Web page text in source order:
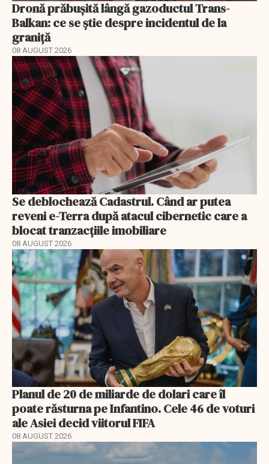
Dronă prăbușită lângă gazoductul Trans-
Balkan: ce se știe despre incidentul de la
graniță
08 AUGUST 2026
Se deblochează Cadastrul. Când ar putea
reveni e-Terra după atacul cibernetic care a
blocat tranzacțiile imobiliare
08 AUGUST 2026
Planul de 20 de miliarde de dolari care îl
poate răsturna pe Infantino. Cele 46 de voturi
ale Asiei decid viitorul FIFA
08 AUGUST 2026